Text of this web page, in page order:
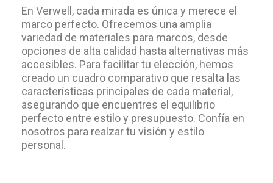
En Verwell, cada mirada es única y merece el
marco perfecto. Ofrecemos una amplia
variedad de materiales para marcos, desde
opciones de alta calidad hasta alternativas más
accesibles. Para facilitar tu elección, hemos
creado un cuadro comparativo que resalta las
características principales de cada material,
asegurando que encuentres el equilibrio
perfecto entre estilo y presupuesto. Confía en
nosotros para realzar tu visión y estilo
personal.